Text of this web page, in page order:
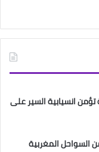
انسيابية السير على
السواحل المغربية